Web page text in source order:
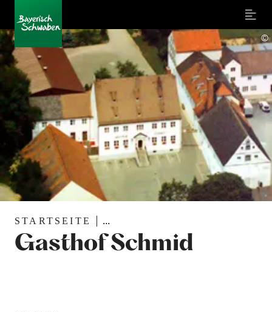
Menu
STARTSEITE ...
Gasthof Schmid
©